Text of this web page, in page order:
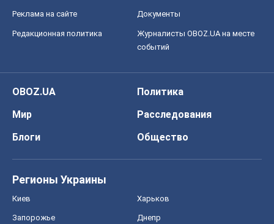
Реклама на сайте Документы
Редакционная политика
Журналисты OBOZ.UA на месте
событий
OBOZ.UA
Политика
Мир
Расследования
Блоги
Общество
Регионы Украины
Киев Харьков
Запорожье Днепр